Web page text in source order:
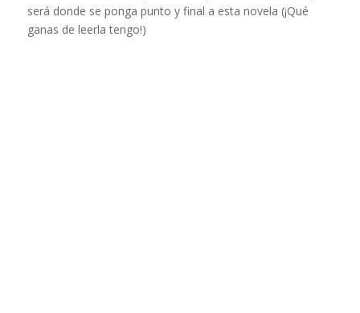
será donde se ponga punto y final a esta novela (¡Qué
ganas de leerla tengo!)